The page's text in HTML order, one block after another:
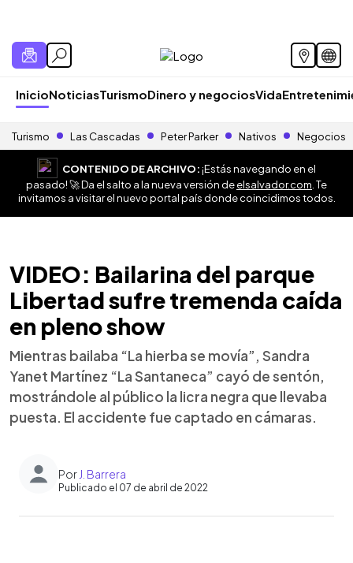
InicioNoticiasTurismoDinero y negociosVida
Turismo Las Cascadas Peter Parker Nativos Negocios
CONTENIDO DE ARCHIVO:¡Estás navegando en el
pasado! 🚀 Da el salto a la nueva versión deelsalvador.com . Te
invitamos a visitar el nuevo portal país donde coincidimos todos.
VIDEO: Bailarina del parque
Libertad sufre tremenda caída
en pleno show
Mientras bailaba “La hierba se movía”, Sandra
Yanet Martínez “La Santaneca” cayó de sentón,
mostrándole al público la licra negra que llevaba
puesta. El accidente fue captado en cámaras.
Por J. Barrera
Publicado el 07 de abril de 2022